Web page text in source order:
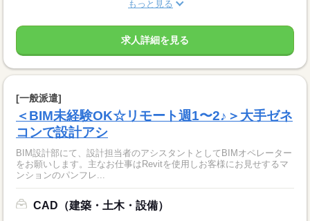
もっと見る
求人詳細を見る
[一般派遣]
＜BIM未経験OK☆リモート週1〜2♪＞大手ゼネ
コンで設計アシ
BIM設計部にて、設計担当者のアシスタントとしてBIMオペレーター
をお願いします。主なお仕事はRevitを使用しお客様にお見せするマ
ンションのパンフレ...
CAD（建築・土木・設備）